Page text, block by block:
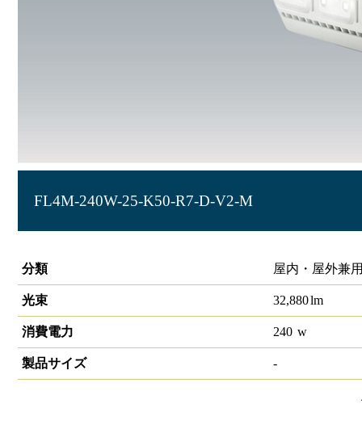
FL4M-240W-25-K50-R7-D-V2-M
分類
屋内・屋外兼
光束 32,880lm
消費電力 240 w
製品サイズ -